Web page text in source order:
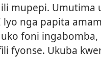
mupepi. Umutima
nga papita
foni ingabomba,
fyonse. Ukuba